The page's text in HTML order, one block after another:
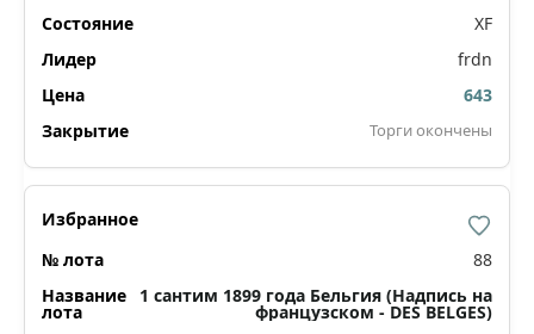
XF
frdn
643
Торги окончены
88
1 сантим 1899 года Бельгия (Надпись на
французском - DES BELGES)